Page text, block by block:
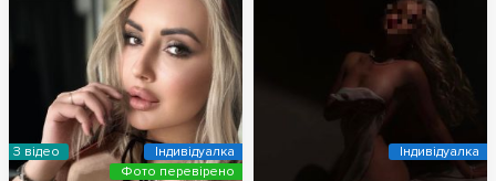
З відео
Фото перевірено
Індивідуалка Індивідуалка